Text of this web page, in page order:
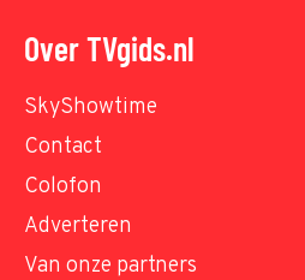
Over TVgids.nl
SkyShowtime
Contact
Colofon
Adverteren
Van onze partners